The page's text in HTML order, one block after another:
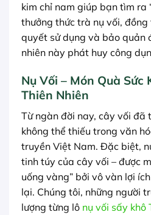
kim chỉ nam giúp bạn tìm ra
thưởng thức trà nụ vối,
quyết sử dụng và bảo quản
nhiên này phát huy công
Nụ Vối – Món Quà Sức
Thiên Nhiên
Từ ngàn đời nay, cây vối đã
không thể thiếu trong văn
truyền Việt Nam. Đặc biệt,
tinh túy của cây vối – được
uống vàng” bởi vô vàn lợi
lại. Chúng tôi, những người
lượng từng lô nụ vối sấy khô